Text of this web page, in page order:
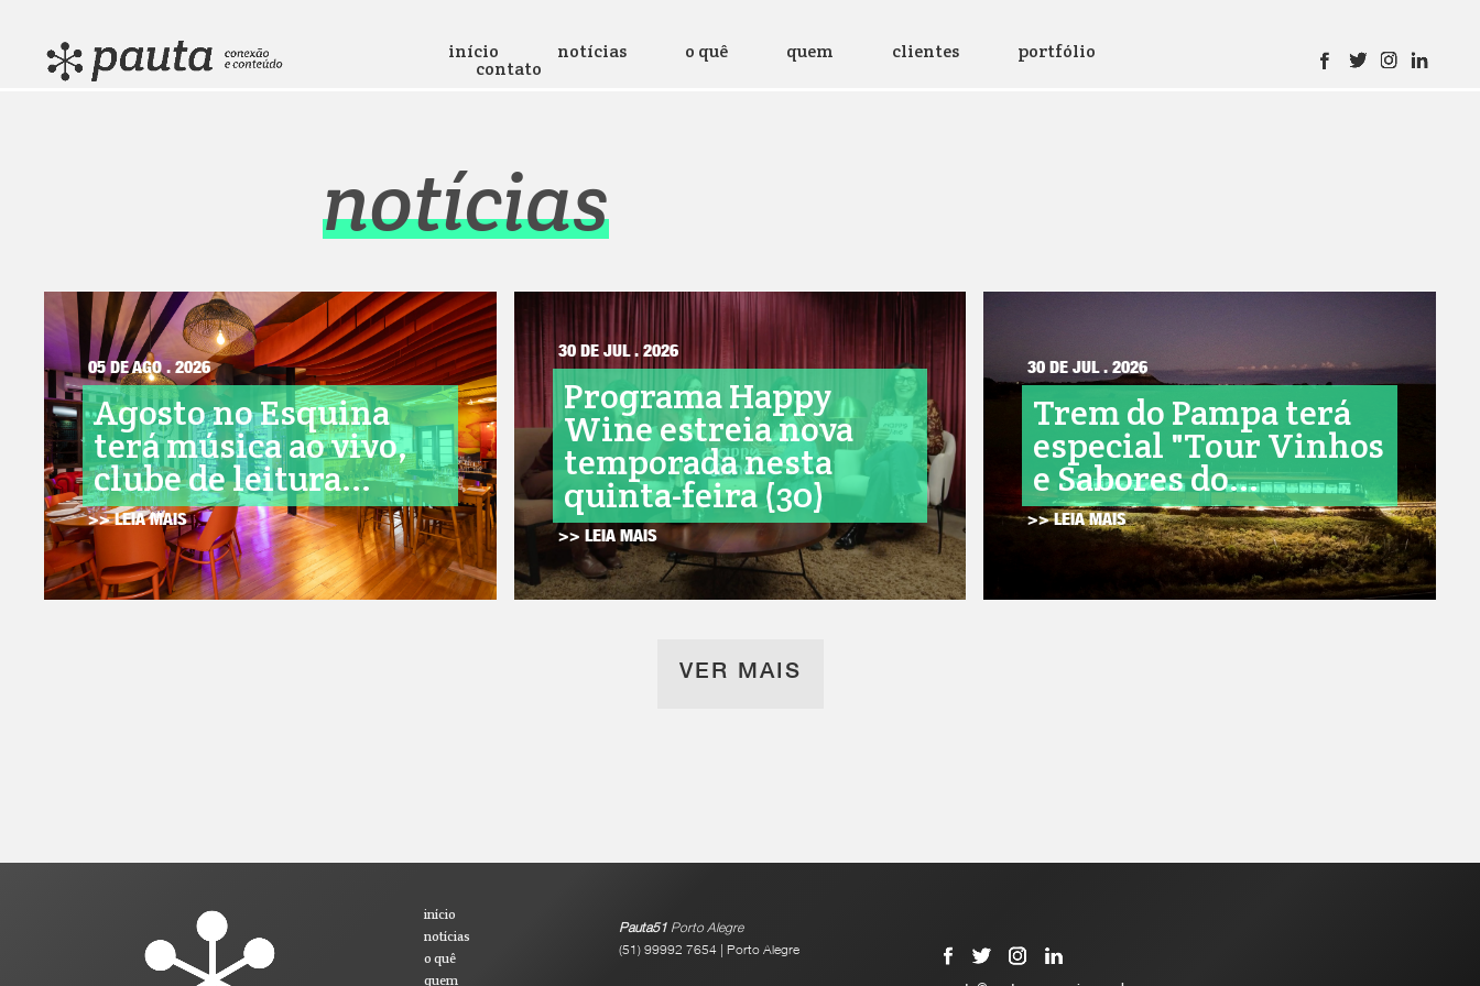
início notícias o quê quem clientes portfólio
contato
notícias
05 DE AGO . 2026
Agosto no Esquina
terá música ao vivo,
clube de leitura...
>> LEIA MAIS
30 DE JUL . 2026
Programa Happy
Wine estreia nova
temporada nesta
quinta-feira (30)
>> LEIA MAIS
30 DE JUL . 2026
Trem do Pampa terá
especial "Tour Vinhos
e Sabores do...
>> LEIA MAIS
VER MAIS
início
notícias
o quê
quem
Pauta51Porto Alegre
(51) 99992 7654 | Porto Alegre